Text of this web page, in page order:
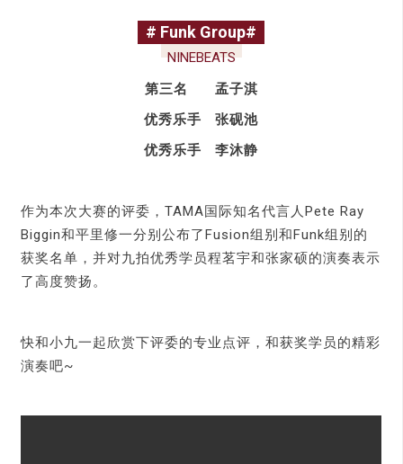
# Funk Group#
NINEBEATS
第三名 孟子淇
优秀乐手 张砚池
优秀乐手 李沐静
作为本次大赛的评委，TAMA国际知名代言人Pete Ray
Biggin和平里修一分别公布了Fusion组别和Funk组别的
获奖名单，并对九拍优秀学员程茗宇和张家硕的演奏表示
了高度赞扬。
快和小九一起欣赏下评委的专业点评，和获奖学员的精彩
演奏吧~